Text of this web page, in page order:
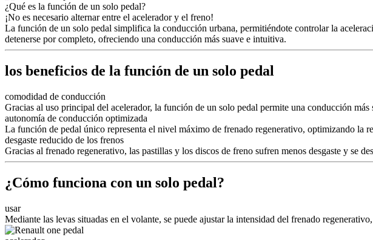
¿Qué es la función de un solo pedal?
¡No es necesario alternar entre el acelerador y el freno!
La función de un solo pedal simplifica la conducción urbana, permitiéndote controlar la
detenerse por completo, ofreciendo una conducción más suave e intuitiva.
los beneficios de la función de un solo pedal
comodidad de conducción
Gracias al uso principal del acelerador, la función de un solo pedal permite una conducción
autonomía de conducción optimizada
La función de pedal único representa el nivel máximo de frenado regenerativo, optimizando la
desgaste reducido de los frenos
Gracias al frenado regenerativo, las pastillas y los discos de freno sufren menos desgaste y se
¿Cómo funciona con un solo pedal?
usar
Mediante las levas situadas en el volante, se puede ajustar la intensidad del frenado